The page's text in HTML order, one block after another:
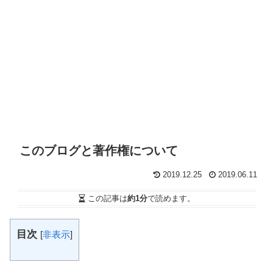
このブログと著作権について
2019.12.25 2019.06.11
この記事は約1分で読めます。
目次 [非表示]